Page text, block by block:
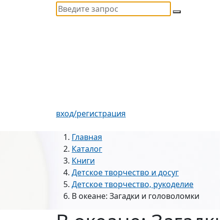
вход/регистрация
Главная
Каталог
Книги
Детское творчество и досуг
Детское творчество, рукоделие
В океане: Загадки и головоломки